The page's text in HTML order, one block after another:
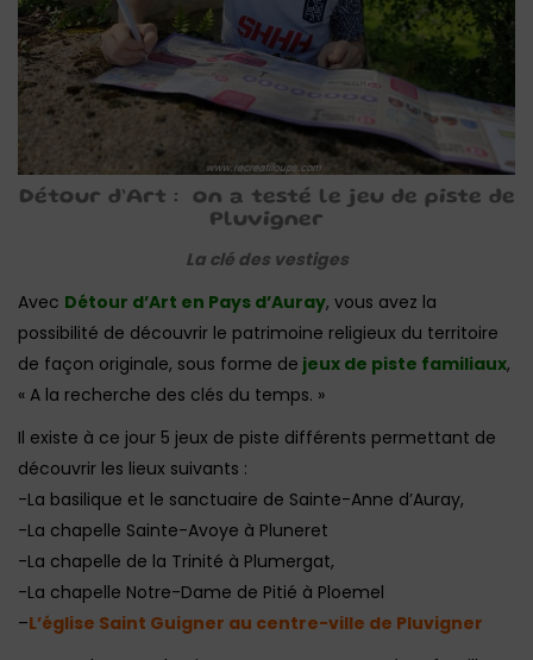
Détour d’Art : on a testé le jeu de piste de
Pluvigner
La clé des vestiges
Avec Détour d’Art en Pays d’Auray, vous avez la
possibilité de découvrir le patrimoine religieux du territoire
de façon originale, sous forme de jeux de piste familiaux,
« A la recherche des clés du temps. »
Il existe à ce jour 5 jeux de piste différents permettant de
découvrir les lieux suivants :
-La basilique et le sanctuaire de Sainte-Anne d’Auray,
-La chapelle Sainte-Avoye à Pluneret
-La chapelle de la Trinité à Plumergat,
-La chapelle Notre-Dame de Pitié à Ploemel
–L’église Saint Guigner au centre-ville de Pluvigner